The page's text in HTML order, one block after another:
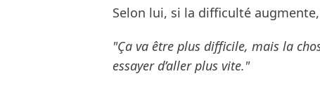
Selon lui, si la difficulté
"Ça va être plus difficile, mais la
essayer d’aller plus vite."